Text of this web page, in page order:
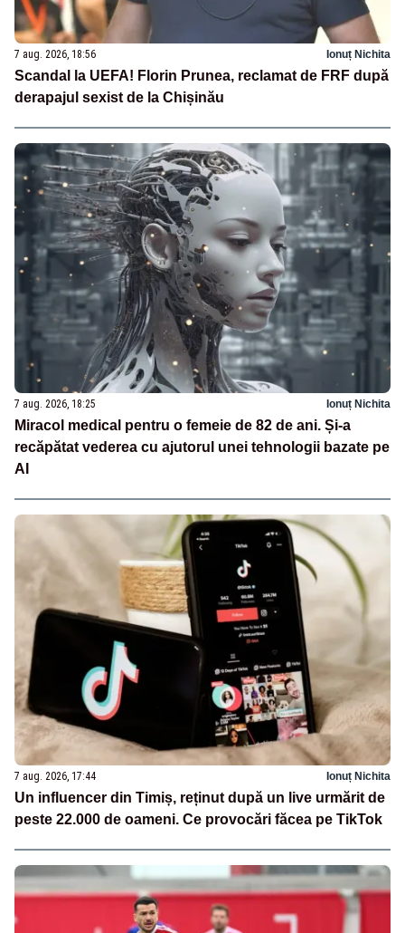
7 aug. 2026, 18:56 Ionuț Nichita
Scandal la UEFA! Florin Prunea, reclamat de FRF după
derapajul sexist de la Chișinău
7 aug. 2026, 18:25 Ionuț Nichita
Miracol medical pentru o femeie de 82 de ani. Și-a
recăpătat vederea cu ajutorul unei tehnologii bazate pe
AI
7 aug. 2026, 17:44 Ionuț Nichita
Un influencer din Timiș, reținut după un live urmărit de
peste 22.000 de oameni. Ce provocări făcea pe TikTok